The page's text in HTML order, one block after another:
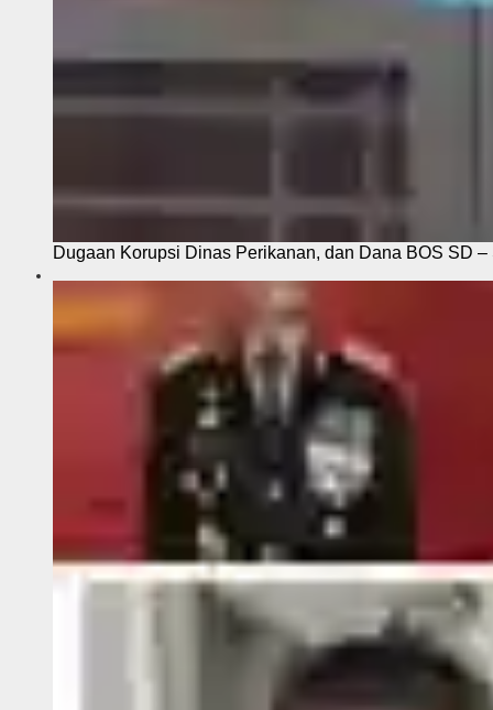
Dugaan Korupsi Dinas Perikanan, dan Dana BOS SD